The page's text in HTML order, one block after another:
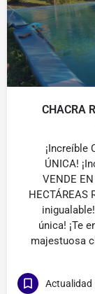
CHACRA
¡Increíble
ÚNICA!
VENDE
HECTÁREAS
única! ¡Te
majestuosa
Actualidad